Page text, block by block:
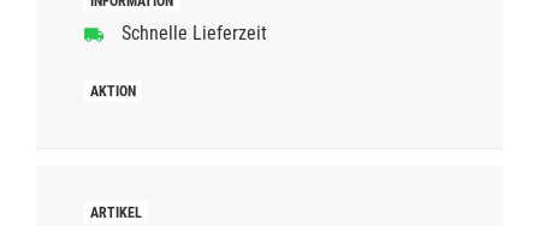
Schnelle Lieferzeit